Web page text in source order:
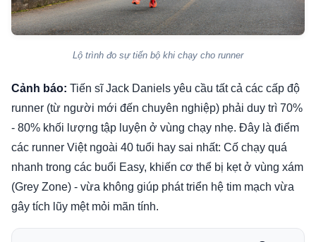
Lộ trình đo sự tiến bộ khi chạy cho runner
Cảnh báo: Tiến sĩ Jack Daniels yêu cầu tất cả các cấp độ
runner (từ người mới đến chuyên nghiệp) phải duy trì 70%
- 80% khối lượng tập luyện ở vùng chạy nhẹ. Đây là điểm
các runner Việt ngoài 40 tuổi hay sai nhất: Cố chạy quá
nhanh trong các buổi Easy, khiến cơ thể bị kẹt ở vùng xám
(Grey Zone) - vừa không giúp phát triển hệ tim mạch vừa
gây tích lũy mệt mỏi mãn tính.